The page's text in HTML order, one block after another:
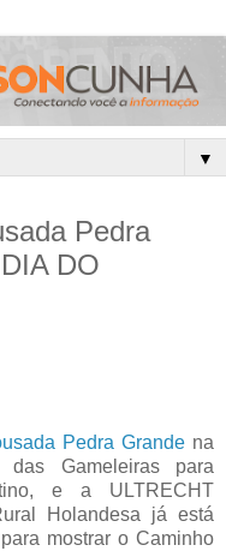
▼
Pedra
DO
Pedra Grande na
Gameleiras para
e a ULTRECHT
Holandesa já está
mostrar o Caminho